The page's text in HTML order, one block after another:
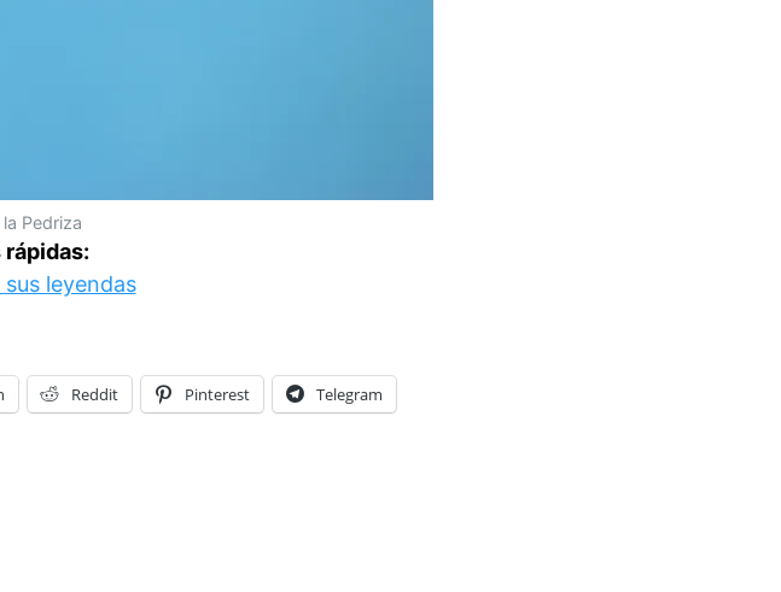
Pedriza
leyendas
Reddit Pinterest Telegram